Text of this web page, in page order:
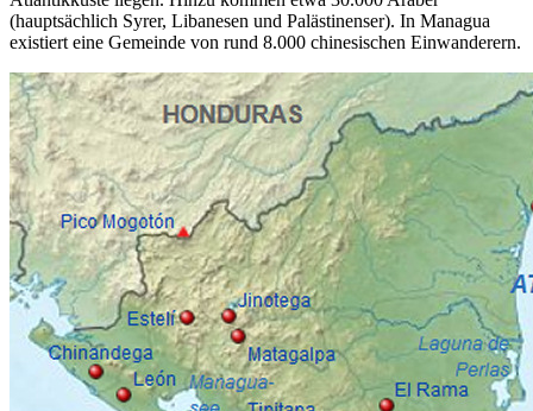
(hauptsächlich Syrer, Libanesen und Palästinenser). In Managua
existiert eine Gemeinde von rund 8.000 chinesischen Einwanderern.